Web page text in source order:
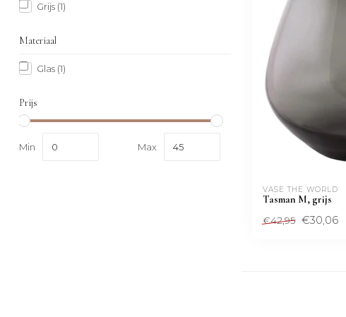
Grijs (1)
Materiaal
Glas (1)
Prijs
Min Max
VASE THE WORLD
Tasman M, grijs
€42,95 €30,06